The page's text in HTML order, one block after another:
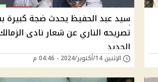
سيد عبد الحفيظ يحدث ضجة كبيرة
تصريحه الناري عن شعار نادى
الجديد
الإثنين 14/أكتوبر/2024 - 04:46 م